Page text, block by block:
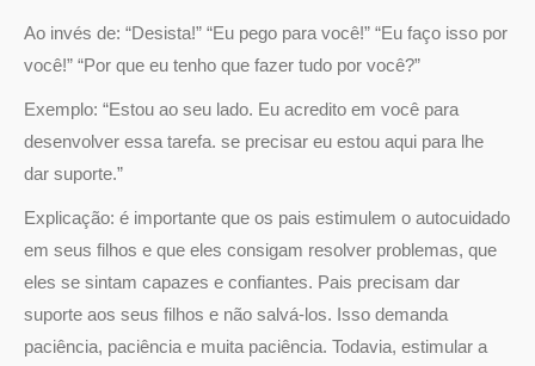
Ao invés de: “Desista!” “Eu pego para você!” “Eu faço isso por
você!” “Por que eu tenho que fazer tudo por você?”
Exemplo: “Estou ao seu lado. Eu acredito em você para
desenvolver essa tarefa. se precisar eu estou aqui para lhe
dar suporte.”
Explicação: é importante que os pais estimulem o autocuidado
em seus filhos e que eles consigam resolver problemas, que
eles se sintam capazes e confiantes. Pais precisam dar
suporte aos seus filhos e não salvá-los. Isso demanda
paciência, paciência e muita paciência. Todavia, estimular a